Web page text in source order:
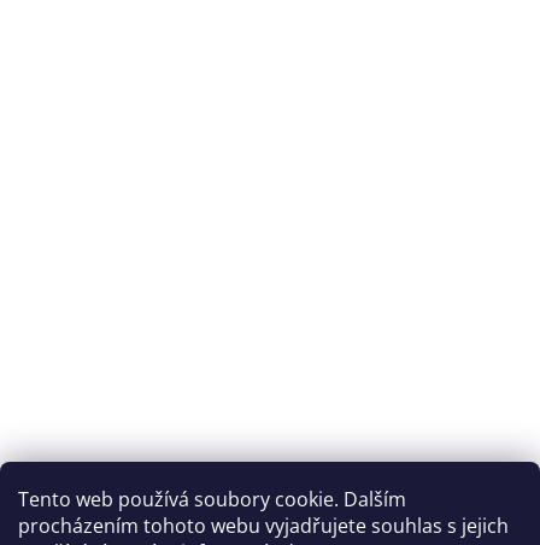
Tento web používá soubory cookie. Dalším
procházením tohoto webu vyjadřujete souhlas s jejich